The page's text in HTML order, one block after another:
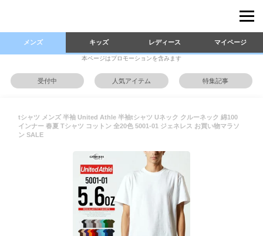
メンズ キッズ レディース マイページ
本ページはプロモーションを含みます
受付中 人気アイテム 特集記事
tシャツ メンズ 半袖 United Athle 半袖tシャツ Uネック クルーネック 綿100
インナー 春夏 Tシャツ コットン 全20色 5001-01 ジェネレス お買い物マラソ
ン SALE